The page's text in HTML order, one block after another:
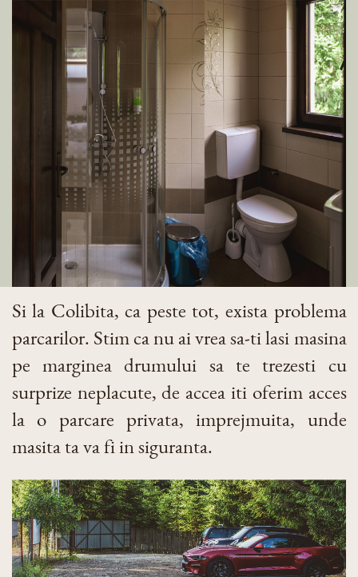
Si la Colibita, ca peste tot, exista problema
parcarilor. Stim ca nu ai vrea sa-ti lasi masina
pe marginea drumului sa te trezesti cu
surprize neplacute, de accea iti oferim acces
la o parcare privata, imprejmuita, unde
masita ta va fi in siguranta.